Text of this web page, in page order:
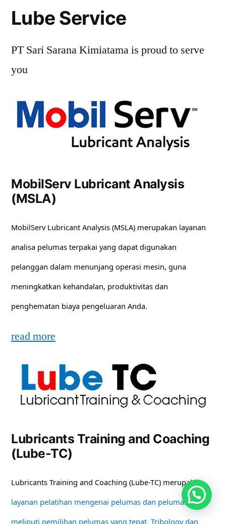
Lube Service
PT Sari Sarana Kimiatama is proud to serve
you
MobilServ Lubricant Analysis
(MSLA)
MobilServ Lubricant Analysis (MSLA) merupakan layanan
analisa pelumas terpakai yang dapat digunakan
pelanggan dalam menunjang operasi mesin, guna
meningkatkan kehandalan, produktivitas dan
penghematan biaya pengeluaran Anda.
read more
Lubricants Training and Coaching
(Lube-TC)
Lubricants Training and Coaching (Lube-TC) merupakan
layanan pelatihan mengenai pelumas dan pelumasan
meliputi pemilihan pelumas yang tepat, Tribology dan